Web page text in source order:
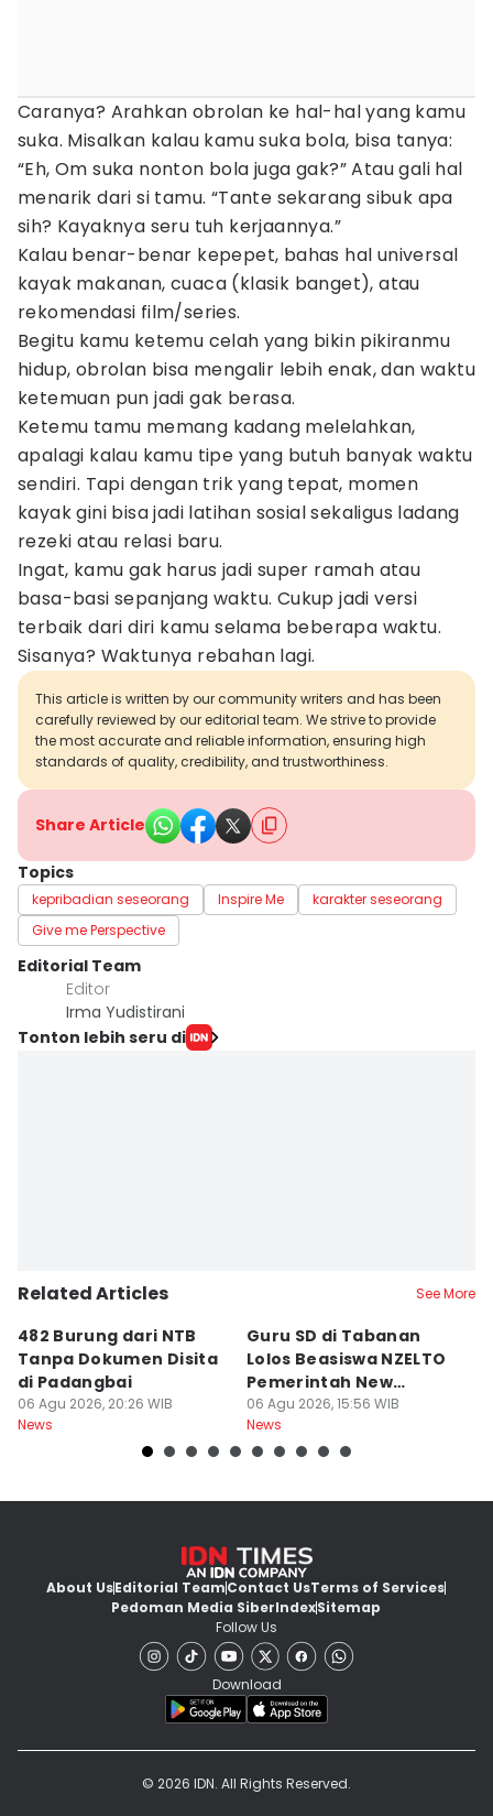
Caranya? Arahkan obrolan ke hal-hal yang kamu
suka. Misalkan kalau kamu suka bola, bisa tanya:
“Eh, Om suka nonton bola juga gak?” Atau gali hal
menarik dari si tamu. “Tante sekarang sibuk apa
sih? Kayaknya seru tuh kerjaannya.”
Kalau benar-benar kepepet, bahas hal universal
kayak makanan, cuaca (klasik banget), atau
rekomendasi film/series.
Begitu kamu ketemu celah yang bikin pikiranmu
hidup, obrolan bisa mengalir lebih enak, dan waktu
ketemuan pun jadi gak berasa.
Ketemu tamu memang kadang melelahkan,
apalagi kalau kamu tipe yang butuh banyak waktu
sendiri. Tapi dengan trik yang tepat, momen
kayak gini bisa jadi latihan sosial sekaligus ladang
rezeki atau relasi baru.
Ingat, kamu gak harus jadi super ramah atau
basa-basi sepanjang waktu. Cukup jadi versi
terbaik dari diri kamu selama beberapa waktu.
Sisanya? Waktunya rebahan lagi.
This article is written by our community writers and has been
carefully reviewed by our editorial team. We strive to provide
the most accurate and reliable information, ensuring high
standards of quality, credibility, and trustworthiness.
Share Article
Topics
kepribadian seseorang Inspire Me
karakter seseorang
Give me Perspective
Editorial Team
Editor
Irma Yudistirani
Tonton lebih seru di
Related Articles See More
482 Burung dari NTB
Tanpa Dokumen Disita
di Padangbai
06 Agu 2026, 20:26 WIB
News
Guru SD di Tabanan
Lolos Beasiswa NZELTO
Pemerintah New
Zealand
06 Agu 2026, 15:56 WIB
News
About UsEditorial TeamContact UsTerms of Services
Pedoman Media SiberIndexSitemap
Follow Us
Download
© 2026 IDN. All Rights Reserved.